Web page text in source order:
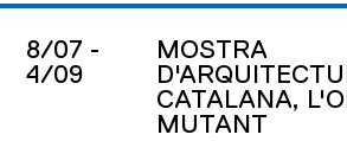
MOSTRA
CATALANA,
MUTANT
8/07 -
4/09